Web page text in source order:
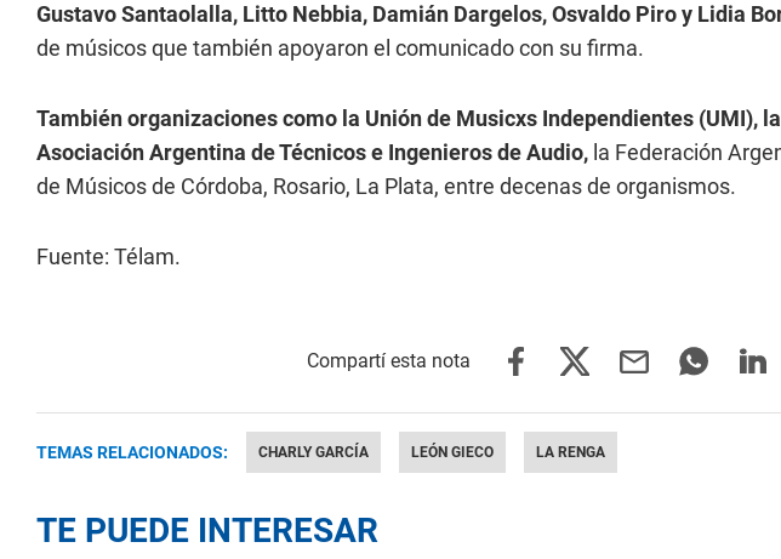
Gustavo Santaolalla, Litto Nebbia, Damián Dargelos, Osvaldo Piro y Lidia
de músicos que también apoyaron el comunicado con su firma.
También organizaciones como la Unión de Musicxs Independientes (UMI),
Asociación Argentina de Técnicos e Ingenieros de Audio, la Federación
de Músicos de Córdoba, Rosario, La Plata, entre decenas de organismos.
Fuente: Télam.
TEMAS RELACIONADOS: CHARLY GARCÍA LEÓN GIECO LA RENGA
TE PUEDE INTERESAR